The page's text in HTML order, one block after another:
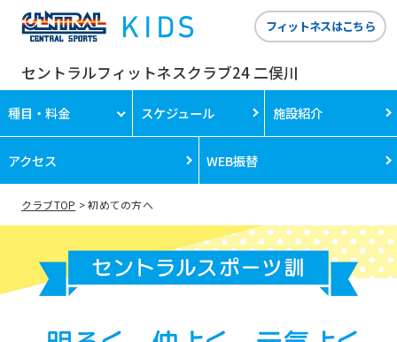
セントラルフィットネスクラブ24 二俣川
フィットネスはこちら
種目・料金 スケジュール 施設紹介
アクセス WEB振替
クラブTOP 初めての方へ